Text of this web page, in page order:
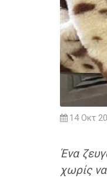
14 Οκτ
Ένα
χωρίς